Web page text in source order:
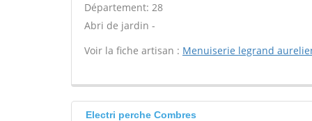
Département: 28
Abri de jardin -
Voir la fiche artisan : Menuiserie legrand
Electri perche Combres